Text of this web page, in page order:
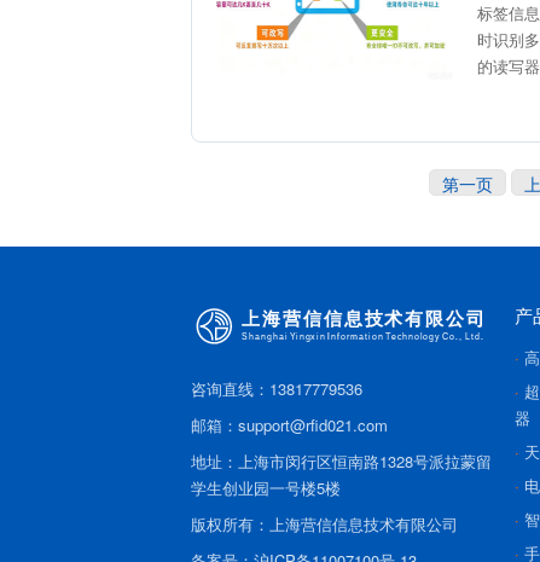
标签信
时识别
的读写
第一页
咨询直线：13817779536
邮箱：support@rfid021.com
地址：上海市闵行区恒南路1328号派拉蒙留
学生创业园一号楼5楼
版权所有：上海营信信息技术有限公司
产
器